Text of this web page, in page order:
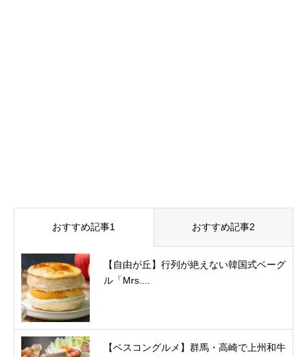
おすすめ記事1 おすすめ記事2
【自由が丘】行列が絶えない韓国式ベーグ
ル「Mrs....
【ベスコングルメ】群馬・高崎で上州和牛